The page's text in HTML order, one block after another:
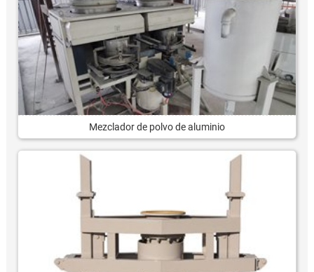
Mezclador de polvo de aluminio